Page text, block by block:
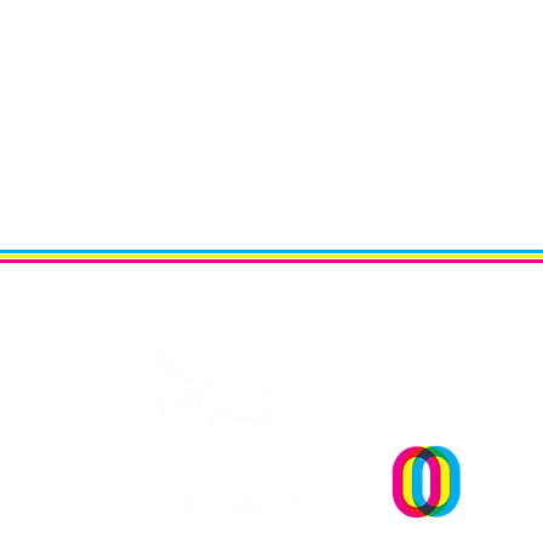
uma reflexão sobre plantar
sonhos" Andreia Dias